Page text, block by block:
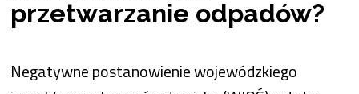
przetwarzanie odpadów?
Negatywne postanowienie wojewódzkiego